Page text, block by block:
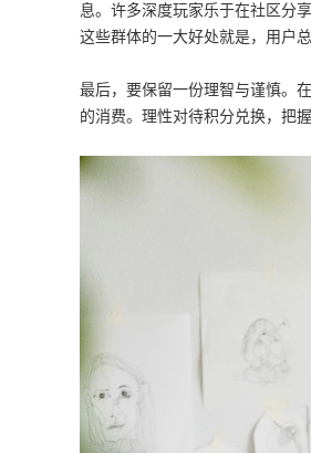
息。许多深度玩家乐于在社区分
这些群体的一大好处就是，用户
最后，要保留一份理智与谨慎。
的消费。理性对待积分兑换，把